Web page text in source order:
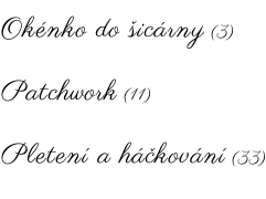
Okénko do šicárny (3)
Patchwork (11)
Pletení a háčkování (33)